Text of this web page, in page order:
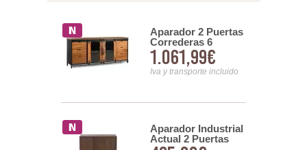
Aparador 2 Puertas
Correderas 6
Cajones Industrial
Actual Anacar
1.061,99€
Iva y transporte incluido
Aparador Industrial
Actual 2 Puertas